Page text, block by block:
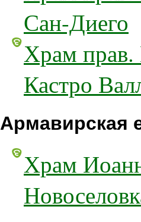
Сан-Диего
Храм прав.
Кастро
Армавирская
Храм